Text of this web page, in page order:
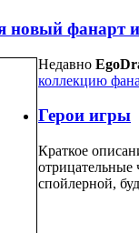
новый фанарт
Недавно
коллекцию
Герои игры
Краткое
отрицательные
спойлерной,